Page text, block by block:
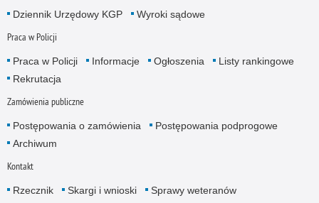
Dziennik Urzędowy KGP Wyroki sądowe
Praca w Policji
Praca w Policji Informacje Ogłoszenia
Listy rankingowe
Rekrutacja
Zamówienia publiczne
Postępowania o zamówienia
Postępowania podprogowe
Archiwum
Kontakt
Rzecznik Skargi i wnioski Sprawy weteranów